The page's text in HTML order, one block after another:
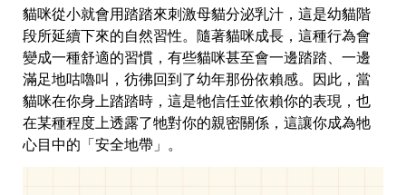
貓咪從小就會用踏踏來刺激母貓分泌乳汁，這是幼貓階
段所延續下來的自然習性。隨著貓咪成長，這種行為會
變成一種舒適的習慣，有些貓咪甚至會一邊踏踏、一邊
滿足地咕嚕叫，彷彿回到了幼年那份依賴感。因此，當
貓咪在你身上踏踏時，這是牠信任並依賴你的表現，也
在某種程度上透露了牠對你的親密關係，這讓你成為牠
心目中的「安全地帶」。